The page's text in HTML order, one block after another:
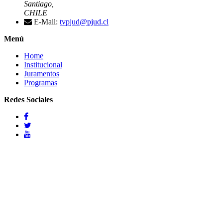
Santiago,
CHILE
E-Mail: tvpjud@pjud.cl
Menú
Home
Institucional
Juramentos
Programas
Redes Sociales